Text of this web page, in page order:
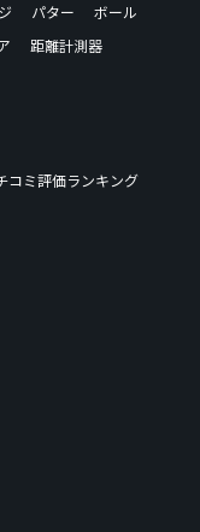
パター
ボール
距離計測器
コミ評価ランキング